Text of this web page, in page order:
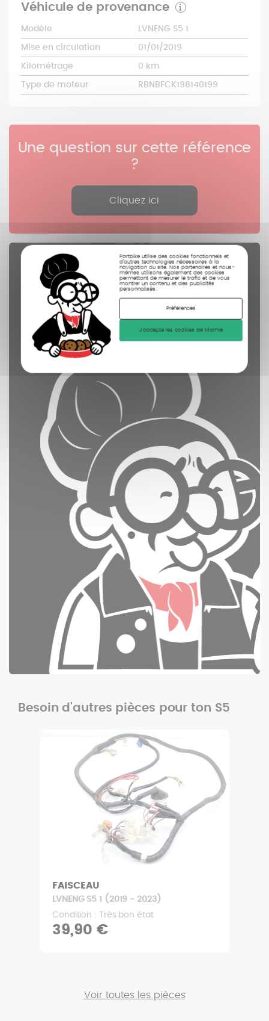
Partbike utilise des cookies fonctionnels et
d’autres technologies nécessaires à la
navigation du site. Nos partenaires et nous-
mêmes utilisons également des cookies
permettant de mesurer le trafic et de vous
montrer un contenu et des publicités
personnalisés.
Préférences
J'accepte les cookies de Mamie
Véhicule de provenance
Modèle LVNENG S5 1
Mise en circulation 01/01/2019
Kilométrage 0 km
Type de moteur RBNBFCK198140199
Une question sur cette référence
?
Cliquez ici
Pièces Détachées
contrôlées
nettoyées
photographiées
Besoin d'autres pièces pour ton S5
FAISCEAU
LVNENG S5 1 (2019 - 2023)
Condition : Très bon état
39,90 €
Voir toutes les pièces